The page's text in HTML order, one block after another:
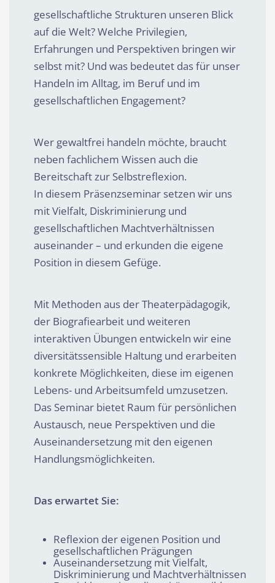
gesellschaftliche Strukturen unseren Blick
auf die Welt? Welche Privilegien,
Erfahrungen und Perspektiven bringen wir
selbst mit? Und was bedeutet das für unser
Handeln im Alltag, im Beruf und im
gesellschaftlichen Engagement?
Wer gewaltfrei handeln möchte, braucht
neben fachlichem Wissen auch die
Bereitschaft zur Selbstreflexion.
In diesem Präsenzseminar setzen wir uns
mit Vielfalt, Diskriminierung und
gesellschaftlichen Machtverhältnissen
auseinander – und erkunden die eigene
Position in diesem Gefüge.
Mit Methoden aus der Theaterpädagogik,
der Biografiearbeit und weiteren
interaktiven Übungen entwickeln wir eine
diversitätssensible Haltung und erarbeiten
konkrete Möglichkeiten, diese im eigenen
Lebens- und Arbeitsumfeld umzusetzen.
Das Seminar bietet Raum für persönlichen
Austausch, neue Perspektiven und die
Auseinandersetzung mit den eigenen
Handlungsmöglichkeiten.
Das erwartet Sie:
Reflexion der eigenen Position und
gesellschaftlichen Prägungen
Auseinandersetzung mit Vielfalt,
Diskriminierung und Machtverhältnissen